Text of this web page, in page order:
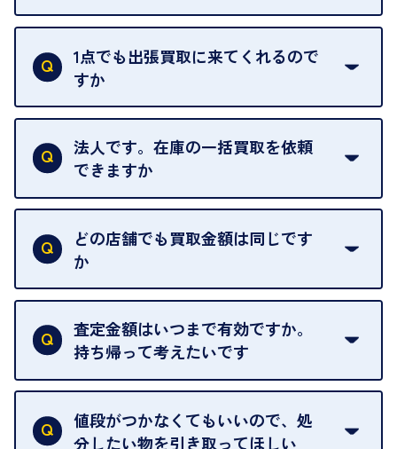
ご訪問可能時間は、10時から19時です。
ただし、お品物の種類や量によっては対応させてい
ただくことがあります。
1点でも出張買取に来てくれるので
すか
はい。1点でもお伺いします。
法人です。在庫の一括買取を依頼
できますか
はい。喜んで承ります。出張買取をご利用くださ
い。
ご指定の場所にお伺いします。
どの店舗でも買取金額は同じです
か
はい。全店舗一律です。
ただし、中古市場は日々変動するため、査定した日
によって査定額が変わることはございます。
査定金額はいつまで有効ですか。
持ち帰って考えたいです
査定額は当日限り有効です。
中古市場が日々変動するため、翌日には査定額が変
わることがございます。
値段がつかなくてもいいので、処
分したい物を引き取ってほしい